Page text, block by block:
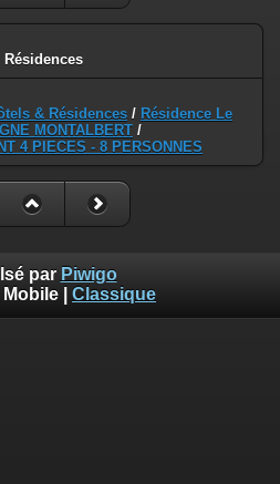
Résidences
& Résidences / Résidence Le
MONTALBERT /
4 PIECES - 8 PERSONNES
par Piwigo
Mobile Classique